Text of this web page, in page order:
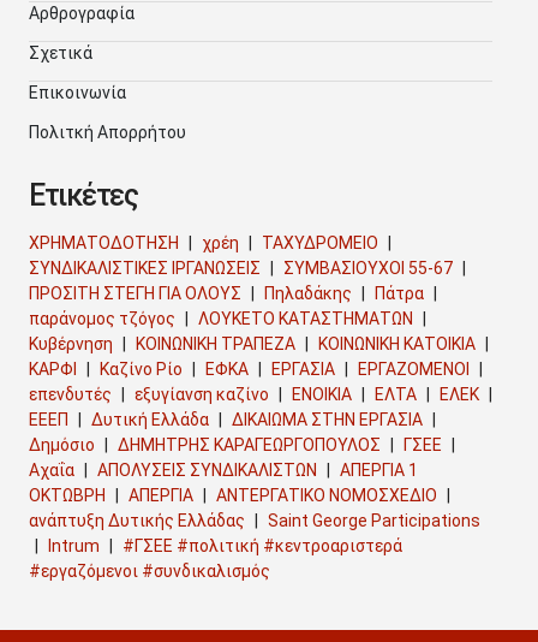
Αρθρογραφία
Σχετικά
Επικοινωνία
Πολιτκή Απορρήτου
Ετικέτες
ΧΡΗΜΑΤΟΔΟΤΗΣΗ χρέη
ΤΑΧΥΔΡΟΜΕΙΟ
ΣΥΝΔΙΚΑΛΙΣΤΙΚΕΣ ΙΡΓΑΝΩΣΕΙΣ
ΣΥΜΒΑΣΙΟΥΧΟΙ 55-67
ΠΡΟΣΙΤΗ ΣΤΕΓΗ ΓΙΑ ΟΛΟΥΣ
Πηλαδάκης
Πάτρα
παράνομος τζόγος
ΛΟΥΚΕΤΟ ΚΑΤΑΣΤΗΜΑΤΩΝ
Κυβέρνηση
ΚΟΙΝΩΝΙΚΗ ΤΡΑΠΕΖΑ
ΚΟΙΝΩΝΙΚΗ ΚΑΤΟΙΚΙΑ
ΚΑΡΦΙ
Καζίνο Ρίο ΕΦΚΑ ΕΡΓΑΣΙΑ
ΕΡΓΑΖΟΜΕΝΟΙ
επενδυτές
εξυγίανση καζίνο ΕΝΟΙΚΙΑ ΕΛΤΑ
ΕΛΕΚ
ΕΕΕΠ
Δυτική Ελλάδα
ΔΙΚΑΙΩΜΑ ΣΤΗΝ ΕΡΓΑΣΙΑ
Δημόσιο
ΔΗΜΗΤΡΗΣ ΚΑΡΑΓΕΩΡΓΟΠΟΥΛΟΣ
ΓΣΕΕ
Αχαΐα
ΑΠΟΛΥΣΕΙΣ ΣΥΝΔΙΚΑΛΙΣΤΩΝ
ΑΠΕΡΓΙΑ 1
ΟΚΤΩΒΡΗ
ΑΠΕΡΓΙΑ
ΑΝΤΕΡΓΑΤΙΚΟ ΝΟΜΟΣΧΕΔΙΟ
ανάπτυξη Δυτικής Ελλάδας
Saint George Participations
Intrum
#ΓΣΕΕ #πολιτική #κεντροαριστερά
#εργαζόμενοι #συνδικαλισμός